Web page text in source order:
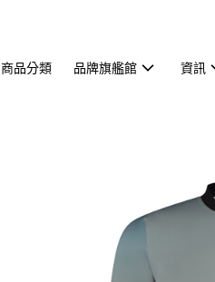
商品分類 品牌旗艦館 資訊